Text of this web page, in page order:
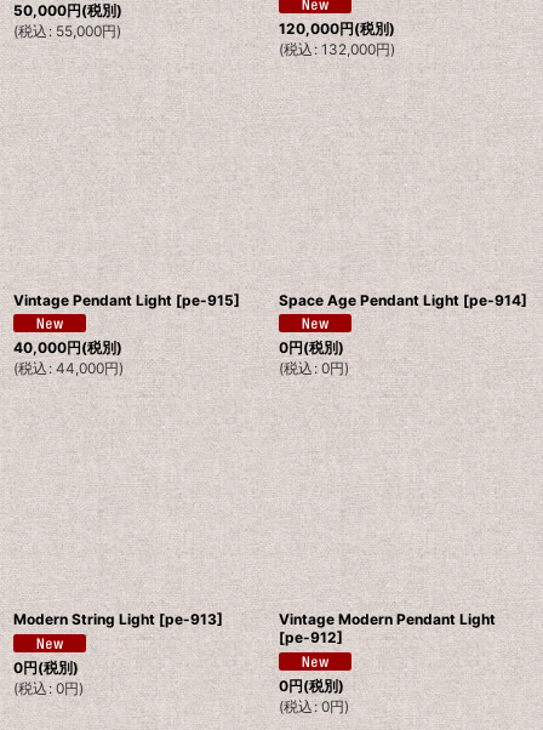
50,000円(税別)
(税込: 55,000円) 120,000円(税別)
(税込: 132,000円)
Vintage Pendant Light [pe-915]
40,000円(税別)
(税込 : 44,000円)
Space Age Pendant Light [pe-914]
0円(税別)
(税込 : 0円)
Modern String Light [pe-913]
0円(税別)
(税込: 0円)
Vintage Modern Pendant Light
[pe-912]
0円(税別)
(税込: 0円)